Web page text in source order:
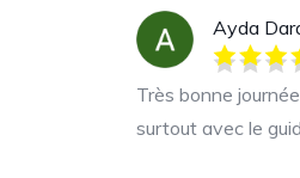
Ayda
Très bonne
surtout avec le